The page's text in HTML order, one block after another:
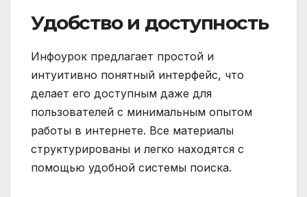
Удобство и доступность
Инфоурок предлагает простой и
интуитивно понятный интерфейс, что
делает его доступным даже для
пользователей с минимальным опытом
работы в интернете. Все материалы
структурированы и легко находятся с
помощью удобной системы поиска.